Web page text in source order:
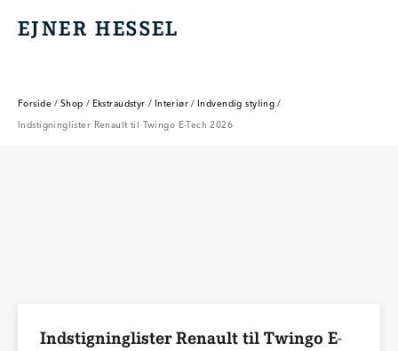
EJNER HESSEL
EJNER HESSEL
Forside / Shop / Ekstraudstyr / Interiør / Indvendig styling /
Indstigninglister Renault til Twingo E-Tech 2026
Indstigninglister Renault til Twingo E-